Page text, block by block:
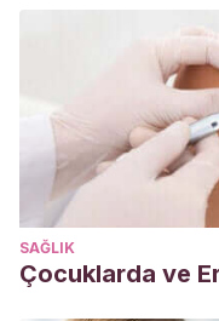
SAĞLIK
Çocuklarda ve